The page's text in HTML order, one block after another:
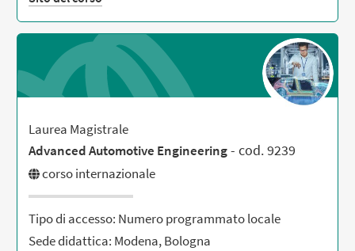
Laurea Magistrale
Advanced Automotive Engineering- cod. 9239
corso internazionale
Tipo di accesso: Numero programmato locale
Sede didattica: Modena, Bologna